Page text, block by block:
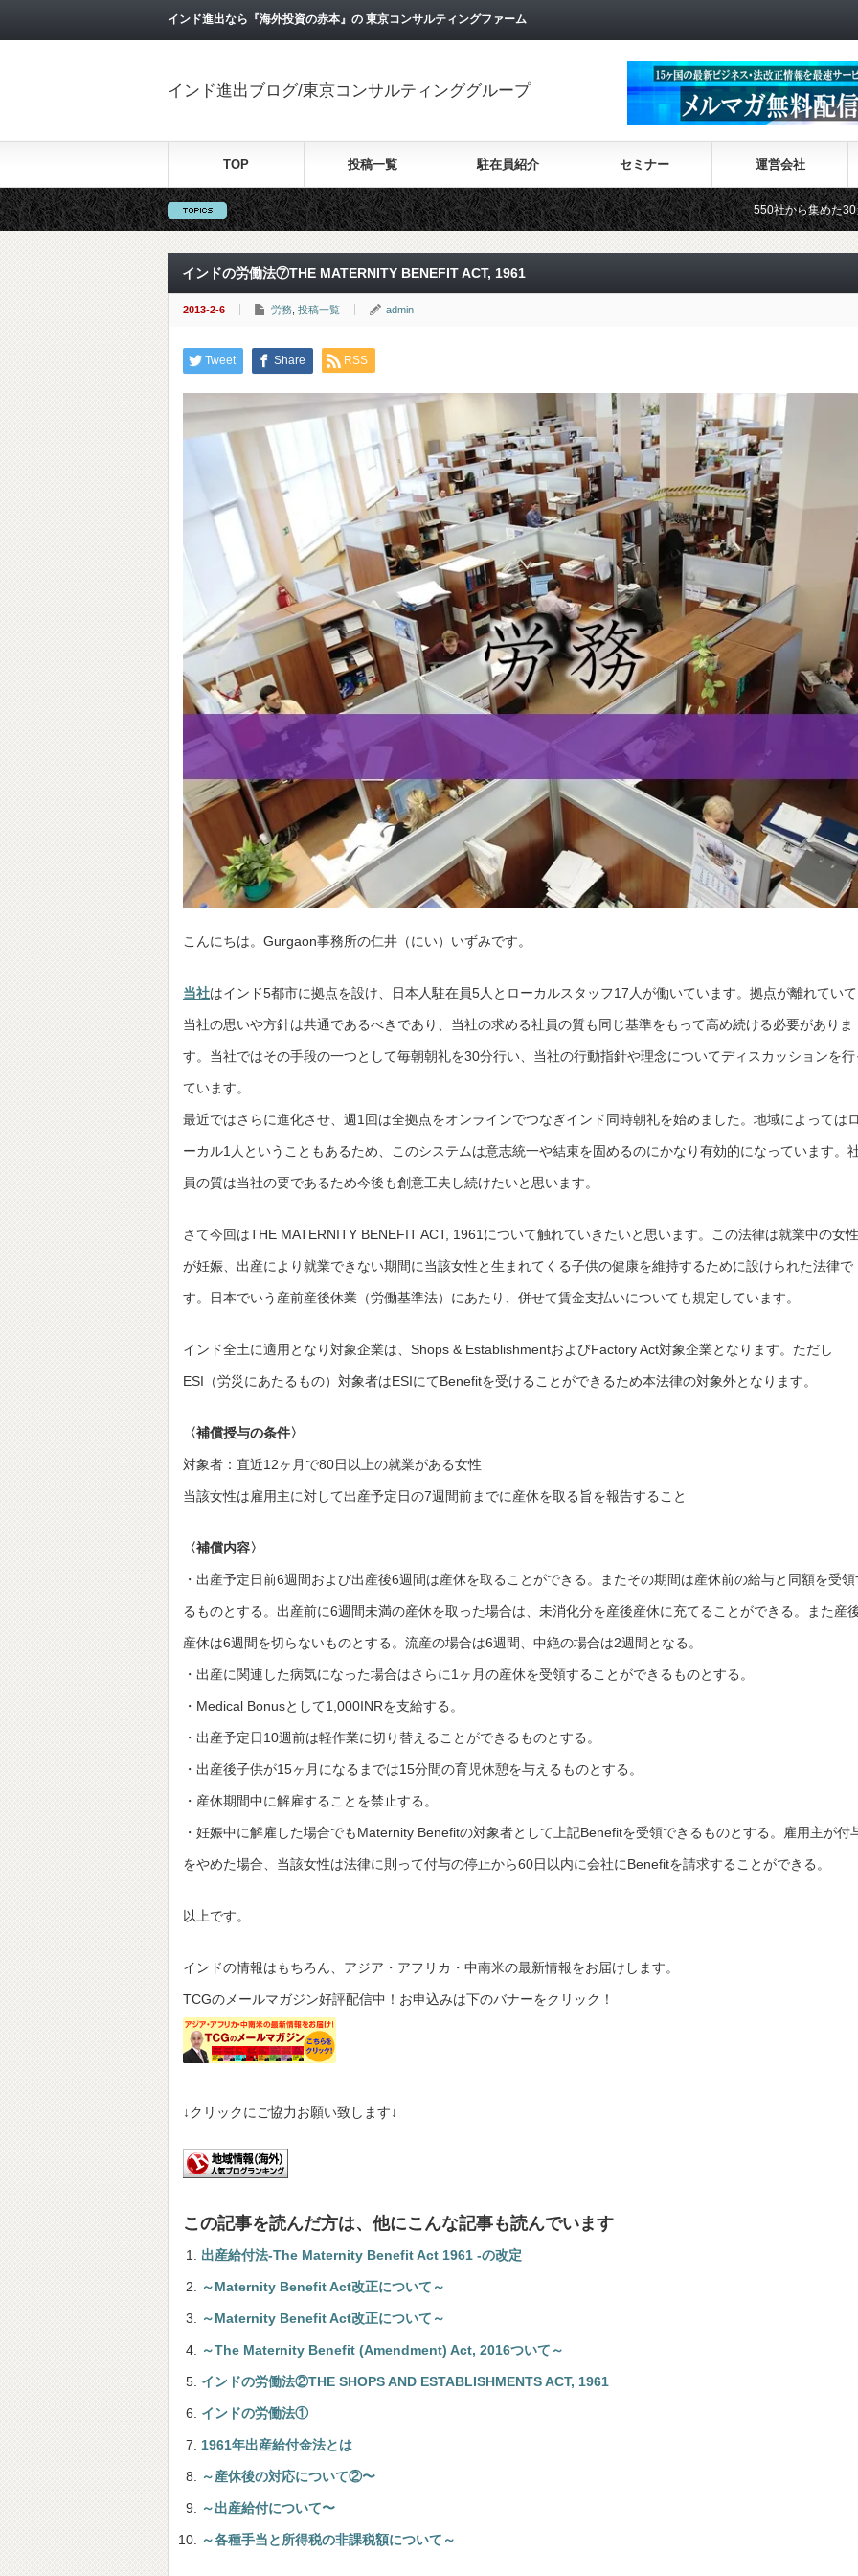
インド進出なら『海外投資の赤本』の 東京コンサルティングファーム
インド進出ブログ/東京コンサルティンググループ
TOP 投稿一覧 駐在員紹介 セミナー 運営会社
550社から集めた30カ国の最新ビ
インドの労働法⑦THE MATERNITY BENEFIT ACT, 1961
2013-2-6 労務 投稿一覧 admin
Tweet Share RSS
こんにちは。Gurgaon事務所の仁井（にい）いずみです。
当社はインド5都市に拠点を設け、日本人駐在員5人とローカルスタッフ17人が働いています。拠点が離れてい
当社の思いや方針は共通であるべきであり、当社の求める社員の質も同じ基準をもって高め続ける必要がありま
す。当社ではその手段の一つとして毎朝朝礼を30分行い、当社の行動指針や理念についてディスカッションを行
ています。
最近ではさらに進化させ、週1回は全拠点をオンラインでつなぎインド同時朝礼を始めました。地域によっては
ーカル1人ということもあるため、このシステムは意志統一や結束を固めるのにかなり有効的になっています。
員の質は当社の要であるため今後も創意工夫し続けたいと思います。
さて今回はTHE MATERNITY BENEFIT ACT, 1961について触れていきたいと思います。この法律は就業中の女性
が妊娠、出産により就業できない期間に当該女性と生まれてくる子供の健康を維持するために設けられた法律で
す。日本でいう産前産後休業（労働基準法）にあたり、併せて賃金支払いについても規定しています。
インド全土に適用となり対象企業は、Shops & EstablishmentおよびFactory Act対象企業となります。ただし
ESI（労災にあたるもの）対象者はESIにてBenefitを受けることができるため本法律の対象外となります。
〈補償授与の条件〉
対象者：直近12ヶ月で80日以上の就業がある女性
当該女性は雇用主に対して出産予定日の7週間前までに産休を取る旨を報告すること
〈補償内容〉
・出産予定日前6週間および出産後6週間は産休を取ることができる。またその期間は産休前の給与と同額を受領
るものとする。出産前に6週間未満の産休を取った場合は、未消化分を産後産休に充てることができる。また産
産休は6週間を切らないものとする。流産の場合は6週間、中絶の場合は2週間となる。
・出産に関連した病気になった場合はさらに1ヶ月の産休を受領することができるものとする。
・Medical Bonusとして1,000INRを支給する。
・出産予定日10週前は軽作業に切り替えることができるものとする。
・出産後子供が15ヶ月になるまでは15分間の育児休憩を与えるものとする。
・産休期間中に解雇することを禁止する。
・妊娠中に解雇した場合でもMaternity Benefitの対象者として上記Benefitを受領できるものとする。雇用主が付
をやめた場合、当該女性は法律に則って付与の停止から60日以内に会社にBenefitを請求することができる。
以上です。
インドの情報はもちろん、アジア・アフリカ・中南米の最新情報をお届けします。
TCGのメールマガジン好評配信中！お申込みは下のバナーをクリック！
↓クリックにご協力お願い致します↓
この記事を読んだ方は、他にこんな記事も読んでいます
出産給付法-The Maternity Benefit Act 1961 -の改定
～Maternity Benefit Act改正について～
～Maternity Benefit Act改正について～
～The Maternity Benefit (Amendment) Act, 2016ついて～
インドの労働法②THE SHOPS AND ESTABLISHMENTS ACT, 1961
インドの労働法①
1961年出産給付金法とは
～産休後の対応について②〜
～出産給付について〜
～各種手当と所得税の非課税額について～